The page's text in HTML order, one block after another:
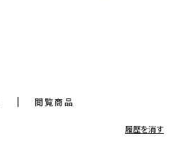
閲覧商品
履歴を消す